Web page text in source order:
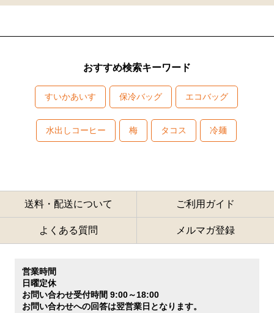
おすすめ検索キーワード
すいかあいす 保冷バッグ エコバッグ
水出しコーヒー 梅 タコス 冷麺
送料・配送について ご利用ガイド
よくある質問 メルマガ登録
営業時間
日曜定休
お問い合わせ受付時間 9:00～18:00
お問い合わせへの回答は翌営業日となります。